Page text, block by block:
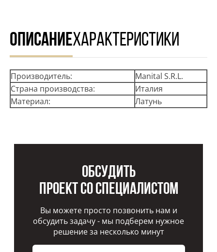
ОПИСАНИЕХАРАКТЕРИСТИКИ
Производитель:
Manital S.R.L.
Страна производства:
Италия
Материал:
Латунь
Обсудить
проект со специалистом
Вы можете просто позвонить нам и
обсудить задачу - мы подберем нужное
решение за несколько минут